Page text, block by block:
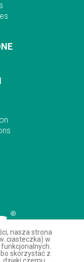
nasza strona
ciasteczka) w
skorzystać z